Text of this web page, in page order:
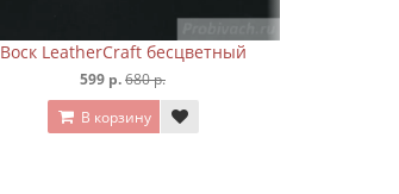
Воск LeatherCraft бесцветный
599 р.680 р.
В корзину